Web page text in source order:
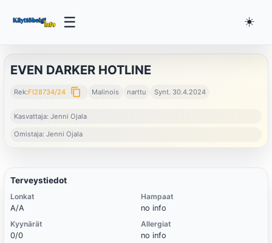
☰ ☀️
EVEN DARKER HOTLINE
Rek:FI28734/24 content_copy Malinois narttu Synt. 30.4.2024
Kasvattaja: Jenni Ojala
Omistaja: Jenni Ojala
Terveystiedot
Lonkat
A/A
Kyynärät
0/0
Hampaat
no info
Allergiat
no info